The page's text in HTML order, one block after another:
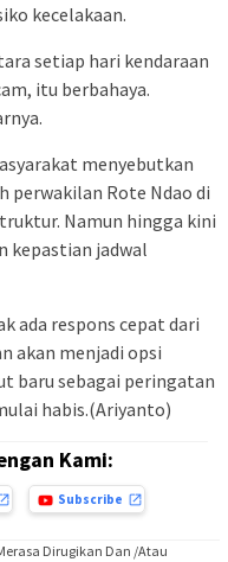
kecelakaan.
setiap hari kendaraan
itu berbahaya.
menyebutkan
perwakilan Rote Ndao di
Namun hingga kini
kepastian jadwal
ada respons cepat dari
akan menjadi opsi
baru sebagai peringatan
habis.(Ariyanto)
Kami:
Subscribe
Dirugikan Dan /Atau